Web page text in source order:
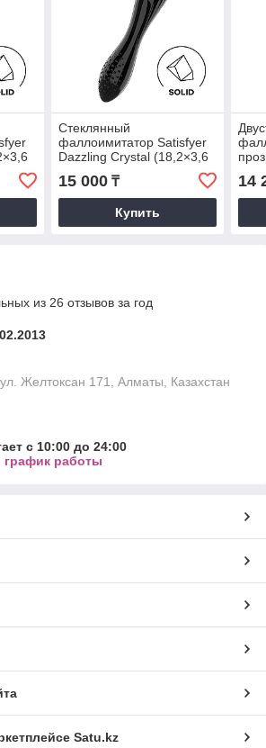
Стеклянный
фаллоимитатор Satisfyer
Dazzling Crystal (18,2×3,6
см), черный
15 000₸
Купить
14
из 26 отзывов за год
Желтоксан 171, Алматы, Казахстан
с 10:00 до 24:00
график работы
Satu.kz